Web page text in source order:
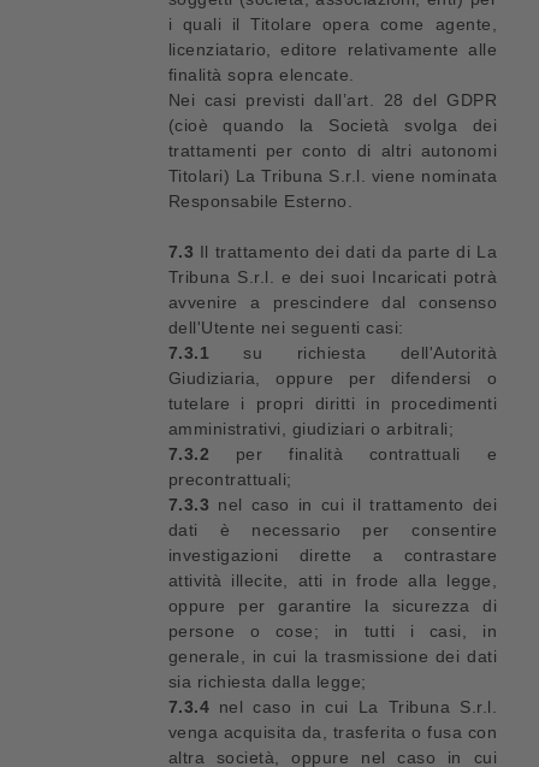
i quali il Titolare opera come agente,
licenziatario, editore relativamente alle
finalità sopra elencate.
Nei casi previsti dall’art. 28 del GDPR
(cioè quando la Società svolga dei
trattamenti per conto di altri autonomi
Titolari) La Tribuna S.r.l. viene nominata
Responsabile Esterno.
7.3 Il trattamento dei dati da parte di La
Tribuna S.r.l. e dei suoi Incaricati potrà
avvenire a prescindere dal consenso
dell'Utente nei seguenti casi:
7.3.1 su richiesta dell'Autorità
Giudiziaria, oppure per difendersi o
tutelare i propri diritti in procedimenti
amministrativi, giudiziari o arbitrali;
7.3.2 per finalità contrattuali e
precontrattuali;
7.3.3 nel caso in cui il trattamento dei
dati è necessario per consentire
investigazioni dirette a contrastare
attività illecite, atti in frode alla legge,
oppure per garantire la sicurezza di
persone o cose; in tutti i casi, in
generale, in cui la trasmissione dei dati
sia richiesta dalla legge;
7.3.4 nel caso in cui La Tribuna S.r.l.
venga acquisita da, trasferita o fusa con
altra società, oppure nel caso in cui